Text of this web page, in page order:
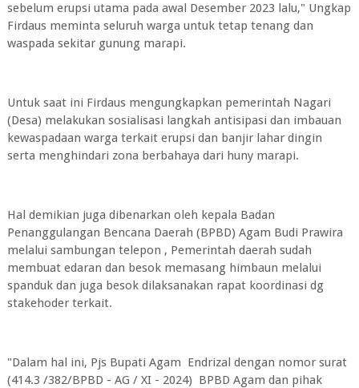
sebelum erupsi utama pada awal Desember 2023 lalu," Ungkap
Firdaus meminta seluruh warga untuk tetap tenang dan
waspada sekitar gunung marapi.
Untuk saat ini Firdaus mengungkapkan pemerintah Nagari
(Desa) melakukan sosialisasi langkah antisipasi dan imbauan
kewaspadaan warga terkait erupsi dan banjir lahar dingin
serta menghindari zona berbahaya dari huny marapi.
Hal demikian juga dibenarkan oleh kepala Badan
Penanggulangan Bencana Daerah (BPBD) Agam Budi Prawira
melalui sambungan telepon , Pemerintah daerah sudah
membuat edaran dan besok memasang himbaun melalui
spanduk dan juga besok dilaksanakan rapat koordinasi dg
stakehoder terkait.
"Dalam hal ini, Pjs Bupati Agam Endrizal dengan nomor surat
(414.3 /382/BPBD - AG / XI - 2024) BPBD Agam dan pihak